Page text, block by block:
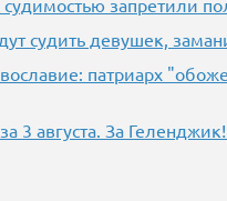
запретили
судить девушек,
патриарх
3 августа. За